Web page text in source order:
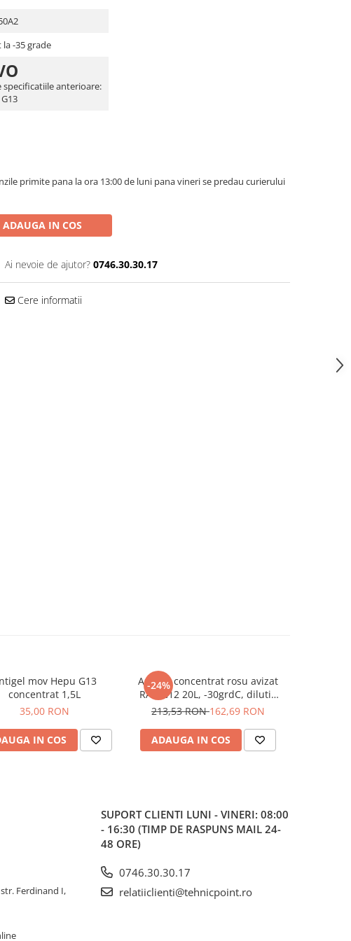
-35 grade
specificatiile anterioare:
primite pana la ora 13:00 de luni pana vineri se predau curierului
ADAUGA IN COS
Ai nevoie de ajutor? 0746.30.30.17
Cere informatii
mov Hepu G13
concentrat 1,5L
35,00 RON
IN COS
-24%
Antigel concentrat rosu avizat
RAR G12 20L, -30grdC, dilutie
1:1
213,53 RON162,69 RON
ADAUGA IN COS
Ferdinand I,
SUPORT CLIENTI LUNI - VINERI: 08:00
- 16:30 (TIMP DE RASPUNS MAIL 24-
48 ORE)
0746.30.30.17
relatiiclienti@tehnicpoint.ro